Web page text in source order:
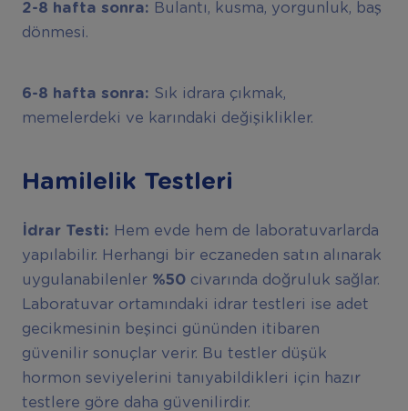
2-8 hafta sonra: Bulantı, kusma, yorgunluk, baş
dönmesi.
6-8 hafta sonra: Sık idrara çıkmak,
memelerdeki ve karındaki değişiklikler.
Hamilelik Testleri
İdrar Testi: Hem evde hem de laboratuvarlarda
yapılabilir. Herhangi bir eczaneden satın alınarak
uygulanabilenler %50civarında doğruluk sağlar.
Laboratuvar ortamındaki idrar testleri ise adet
gecikmesinin beşinci gününden itibaren
güvenilir sonuçlar verir. Bu testler düşük
hormon seviyelerini tanıyabildikleri için hazır
testlere göre daha güvenilirdir.